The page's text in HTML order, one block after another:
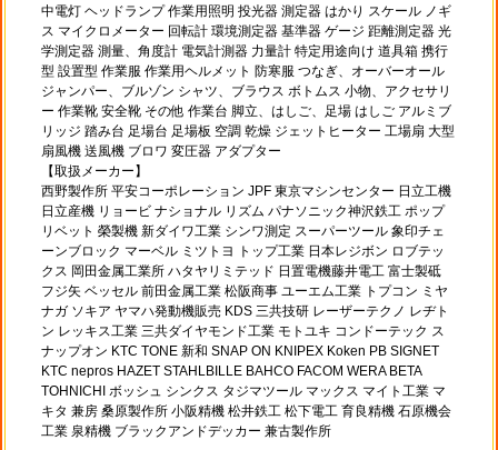
中電灯 ヘッドランプ 作業用照明 投光器 測定器 はかり スケール ノギ
ス マイクロメーター 回転計 環境測定器 基準器 ゲージ 距離測定器 光
学測定器 測量、角度計 電気計測器 力量計 特定用途向け 道具箱 携行
型 設置型 作業服 作業用ヘルメット 防寒服 つなぎ、オーバーオール
ジャンパー、ブルゾン シャツ、ブラウス ボトムス 小物、アクセサリ
ー 作業靴 安全靴 その他 作業台 脚立、はしご、足場 はしご アルミブ
リッジ 踏み台 足場台 足場板 空調 乾燥 ジェットヒーター 工場扇 大型
扇風機 送風機 ブロワ 変圧器 アダプター
【取扱メーカー】
西野製作所 平安コーポレーション JPF 東京マシンセンター 日立工機
日立産機 リョービ ナショナル リズム パナソニック神沢鉄工 ポップ
リベット 榮製機 新ダイワ工業 シンワ測定 スーパーツール 象印チェ
ーンブロック マーベル ミツトヨ トップ工業 日本レジボン ロブテッ
クス 岡田金属工業所 ハタヤリミテッド 日置電機藤井電工 富士製砥
フジ矢 ベッセル 前田金属工業 松阪商事 ユーエム工業 トプコン ミヤ
ナガ ソキア ヤマハ発動機販売 KDS 三共技研 レーザーテクノ レヂト
ン レッキス工業 三共ダイヤモンド工業 モトユキ コンドーテック ス
ナップオン KTC TONE 新和 SNAP ON KNIPEX Koken PB SIGNET
KTC nepros HAZET STAHLBILLE BAHCO FACOM WERA BETA
TOHNICHI ボッシュ シンクス タジマツール マックス マイト工業 マ
キタ 兼房 桑原製作所 小阪精機 松井鉄工 松下電工 育良精機 石原機会
工業 泉精機 ブラックアンドデッカー 兼古製作所